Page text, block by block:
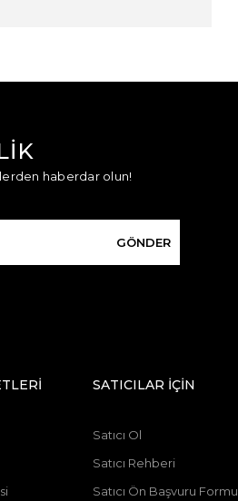
haberdar olun!
GÖNDER
SATICILAR İÇİN
Satıcı Ol
Satıcı Rehberi
Satıcı Ön Başvuru Formu